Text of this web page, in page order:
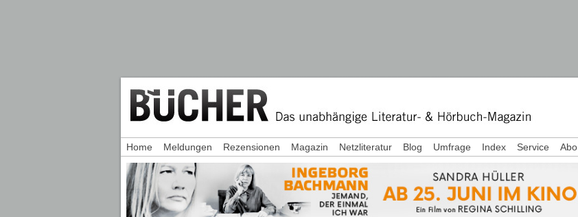
Home Meldungen Rezensionen Magazin Netzliteratur Blog Umfrage Index Service Abo